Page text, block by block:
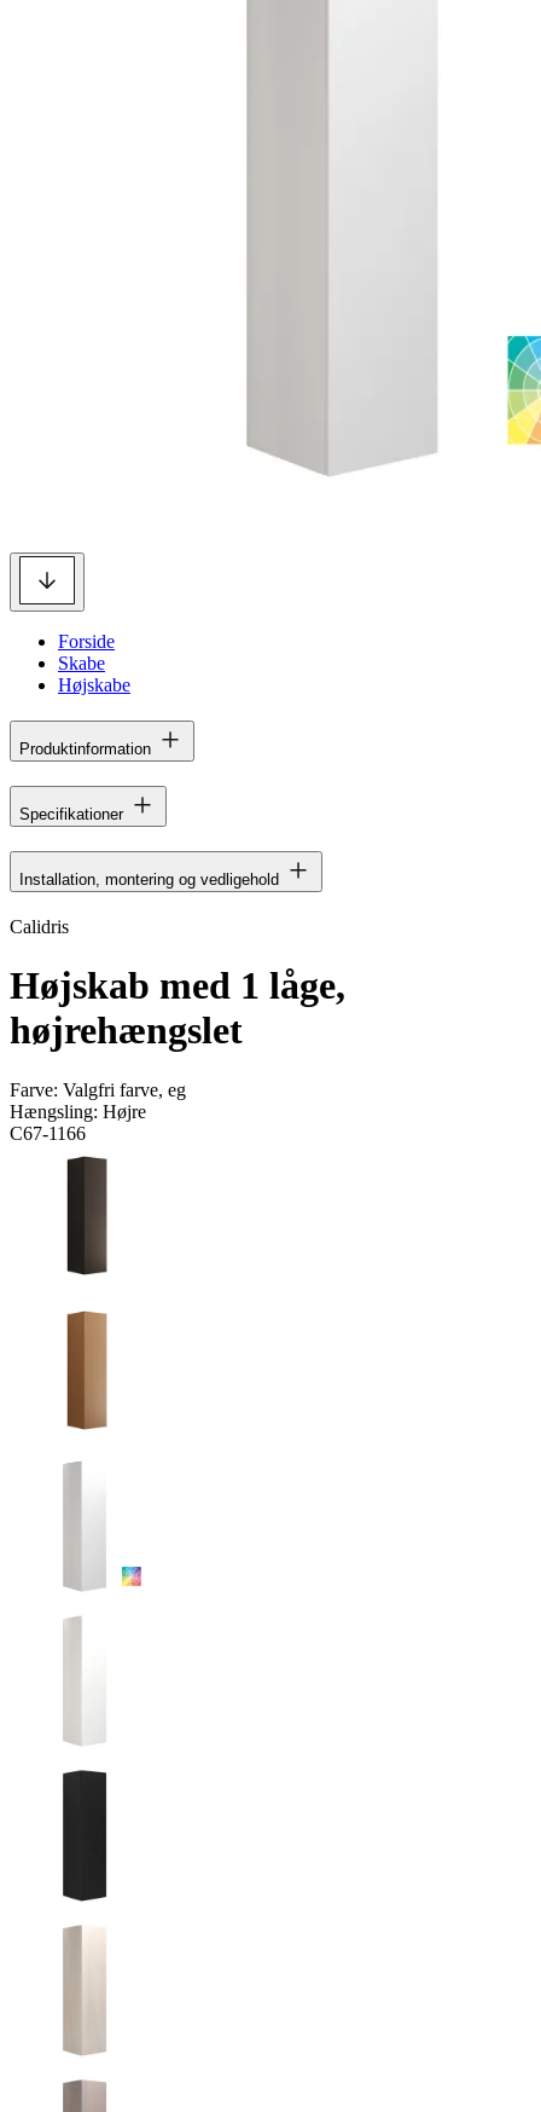
Forside
Skabe
Højskabe
Produktinformation
Specifikationer
Installation, montering og vedligehold
Calidris
Højskab med 1 låge,
højrehængslet
Farve: Valgfri farve, eg
Hængsling: Højre
C67-1166